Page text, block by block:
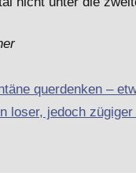
querdenken –
loser, jedoch